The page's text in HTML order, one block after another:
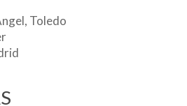
Toledo